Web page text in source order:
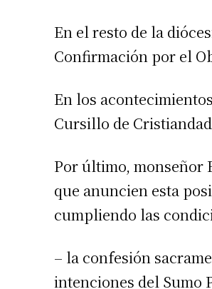
En el resto de la
Confirmación por el
En los
Cursillo de
Por último, monseñor
que anuncien esta
cumpliendo las
– la confesión
intenciones del Sumo